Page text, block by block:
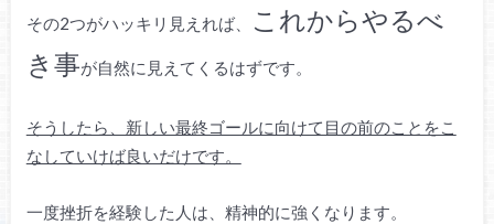
その2つがハッキリ見えれば、
これからやるべ
き事が自然に見えてくるはずです。
そうしたら、新しい最終ゴールに向けて目の前のことをこ
なしていけば良いだけです。
一度挫折を経験した人は、精神的に強くなります。